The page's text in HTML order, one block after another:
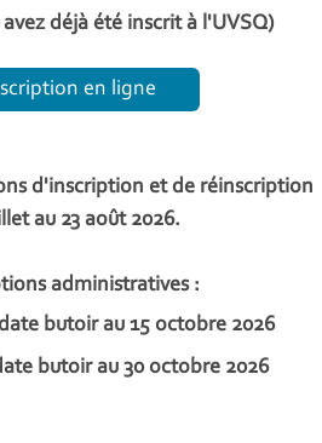
avez déjà été inscrit à l'UVSQ)
en ligne
d'inscription et de réinscription
au 23 août 2026.
administratives :
butoir au 15 octobre 2026
butoir au 30 octobre 2026